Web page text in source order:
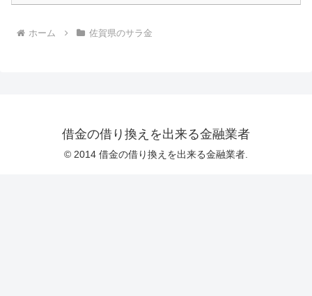
ホーム 佐賀県のサラ金
借金の借り換えを出来る金融業者
© 2014 借金の借り換えを出来る金融業者.